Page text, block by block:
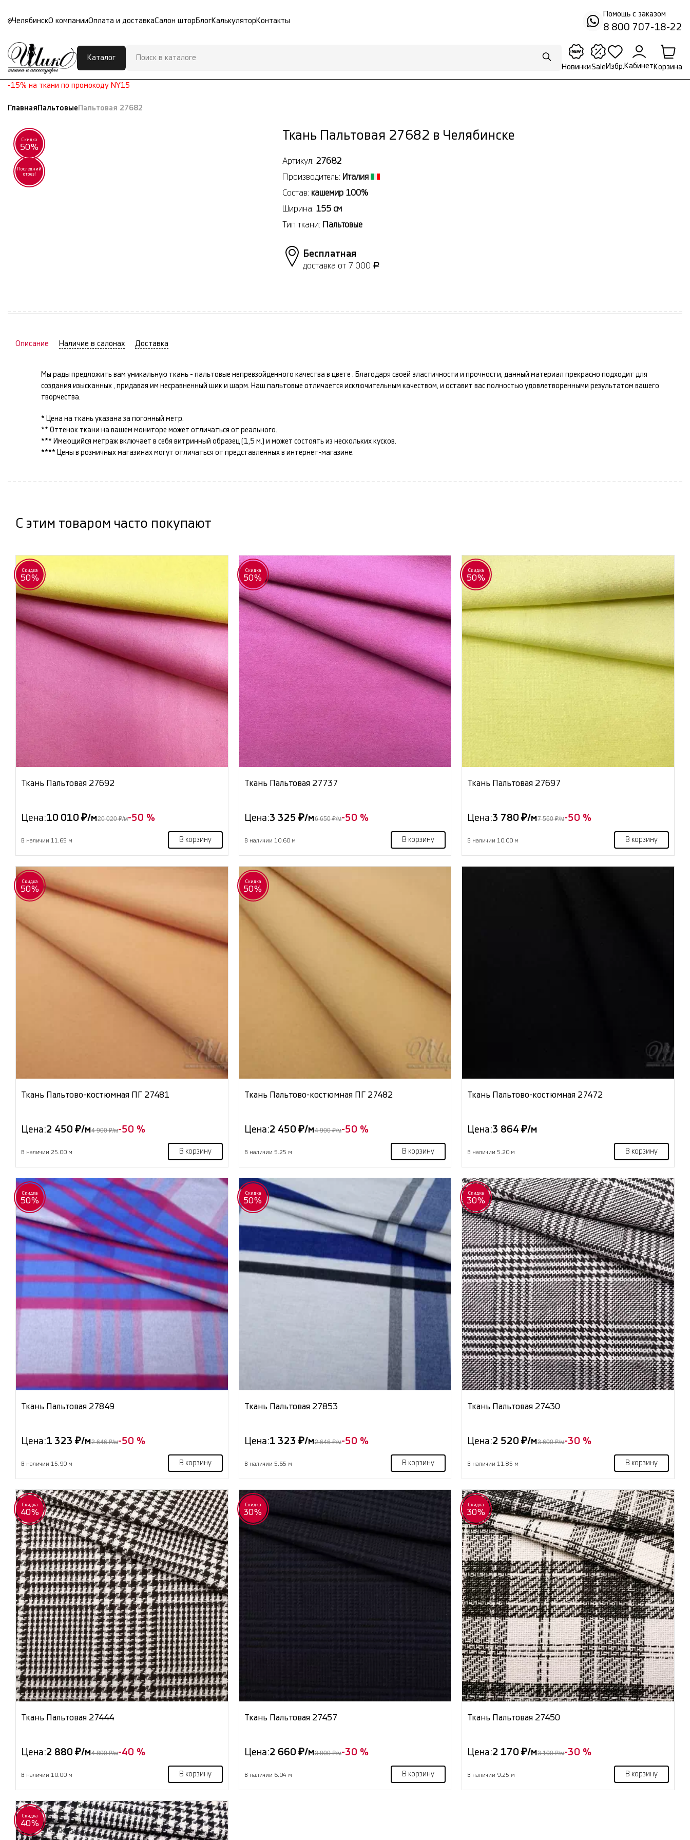
ЧелябинскО компанииОплата и доставкаСалон штор БлогКалькулятор Контакты
Помощь с заказом
8 800 707-18-22
Каталог
НовинкиSale Избр. Кабинет Корзина
-15% на ткани по промокоду NY15
Главная Пальтовые Пальтовая 27682
Скидка
50%
Последний
отрез!
Ткань Пальтовая 27682 в Челябинске
Артикул: 27682
Производитель: Италия
Состав: кашемир 100%
Ширина: 155 см
Тип ткани: Пальтовые
Бесплатная
доставка от 7 000 Р
Описание Наличие в салонах Доставка
Мы рады предложить вам уникальную ткань - пальтовые непревзойденного качества в цвете . Благодаря своей эластичности и прочности, данный материал прекрасно подходит для
создания изысканных , придавая им несравненный шик и шарм. Наш пальтовые отличается исключительным качеством, и оставит вас полностью удовлетворенными результатом вашего
творчества.
* Цена на ткань указана за погонный метр.
** Оттенок ткани на вашем мониторе может отличаться от реального.
*** Имеющийся метраж включает в себя витринный образец (1,5 м.) и может состоять из нескольких кусков.
**** Цены в розничных магазинах могут отличаться от представленных в интернет-магазине.
С этим товаром часто покупают
Скидка
50%
Ткань Пальтовая 27692
Цена:10 010 ₽/м20 020 ₽/м-50 %
В наличии 11.65 м В корзину
Скидка
50%
Ткань Пальтовая 27737
Цена:3 325 ₽/м6 650 ₽/м-50 %
В наличии 10.60 м В корзину
Скидка
50%
Ткань Пальтовая 27697
Цена:3 780 ₽/м7 560 ₽/м-50 %
В наличии 10.00 м В корзину
Скидка
50%
Ткань Пальтово-костюмная ПГ 27481
Цена:2 450 ₽/м4 900 ₽/м-50 %
В наличии 25.00 м В корзину
Скидка
50%
Ткань Пальтово-костюмная ПГ 27482
Цена:2 450 ₽/м4 900 ₽/м-50 %
В наличии 5.25 м В корзину
Ткань Пальтово-костюмная 27472
Цена:3 864 ₽/м
В наличии 5.20 м В корзину
Скидка
50%
Ткань Пальтовая 27849
Цена:1 323 ₽/м2 646 ₽/м-50 %
В наличии 15.90 м В корзину
Скидка
50%
Ткань Пальтовая 27853
Цена:1 323 ₽/м2 646 ₽/м-50 %
В наличии 5.65 м В корзину
Скидка
30%
Ткань Пальтовая 27430
Цена:2 520 ₽/м3 600 ₽/м-30 %
В наличии 11.85 м В корзину
Скидка
40%
Ткань Пальтовая 27444
Цена:2 880 ₽/м4 800 ₽/м-40 %
В наличии 10.00 м В корзину
Скидка
30%
Ткань Пальтовая 27457
Цена:2 660 ₽/м3 800 ₽/м-30 %
В наличии 6.04 м В корзину
Скидка
30%
Ткань Пальтовая 27450
Цена:2 170 ₽/м3 100 ₽/м-30 %
В наличии 9.25 м В корзину
Скидка
40%